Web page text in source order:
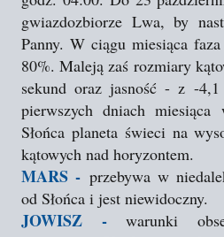
gwiazdozbiorze Lwa, by
Panny. W ciągu miesiąca
80%. Maleją zaś rozmiary
sekund oraz jasność - z -
pierwszych dniach miesiąca
Słońca planeta świeci na
kątowych nad horyzontem.
MARS - przebywa w
od Słońca i jest niewidoczny.
JOWISZ -warunki